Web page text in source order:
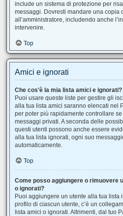
include un sistema di protezione per
messaggi. Dovresti mandare una copia
all’amministratore, includendo anche
intervenire.
Top
Amici e ignorati
Che cos’è la mia lista amici e ignorati?
Puoi usare queste liste per gestire gli
alla tua lista amici saranno elencati nel
per poter più rapidamente controllare
messaggi privati. A seconda delle
questi utenti possono anche essere
alla tua lista ignorati, ogni suo
automaticamente.
Top
Come posso aggiungere o rimuovere
o ignorati?
Puoi aggiungere un utente alla tua lista
profilo di ciascun utente, c’è un
lista amici o ignorati. Altrimenti, dal tuo